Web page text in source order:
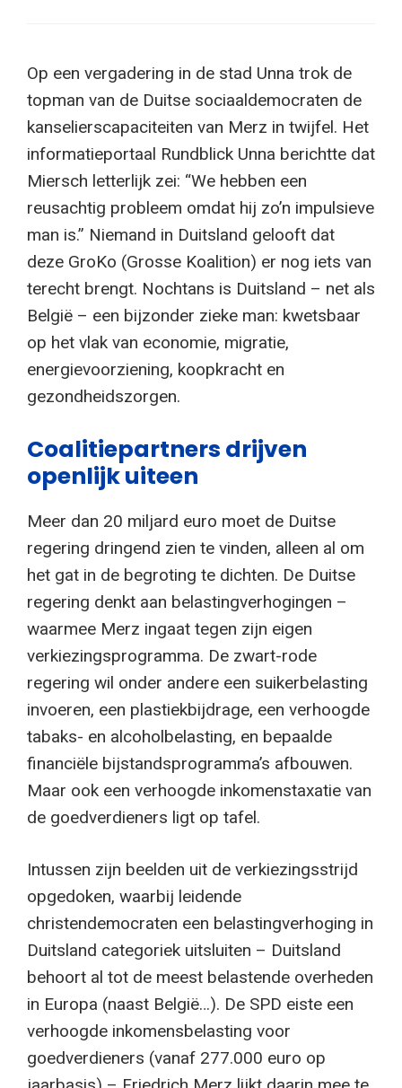
Op een vergadering in de stad Unna trok de
topman van de Duitse sociaaldemocraten de
kanselierscapaciteiten van Merz in twijfel. Het
informatieportaal Rundblick Unna berichtte dat
Miersch letterlijk zei: “We hebben een
reusachtig probleem omdat hij zo’n impulsieve
man is.” Niemand in Duitsland gelooft dat
deze GroKo (Grosse Koalition) er nog iets van
terecht brengt. Nochtans is Duitsland – net als
België – een bijzonder zieke man: kwetsbaar
op het vlak van economie, migratie,
energievoorziening, koopkracht en
gezondheidszorgen.
Coalitiepartners drijven
openlijk uiteen
Meer dan 20 miljard euro moet de Duitse
regering dringend zien te vinden, alleen al om
het gat in de begroting te dichten. De Duitse
regering denkt aan belastingverhogingen –
waarmee Merz ingaat tegen zijn eigen
verkiezingsprogramma. De zwart-rode
regering wil onder andere een suikerbelasting
invoeren, een plastiekbijdrage, een verhoogde
tabaks- en alcoholbelasting, en bepaalde
financiële bijstandsprogramma’s afbouwen.
Maar ook een verhoogde inkomenstaxatie van
de goedverdieners ligt op tafel.
Intussen zijn beelden uit de verkiezingsstrijd
opgedoken, waarbij leidende
christendemocraten een belastingverhoging in
Duitsland categoriek uitsluiten – Duitsland
behoort al tot de meest belastende overheden
in Europa (naast België…). De SPD eiste een
verhoogde inkomensbelasting voor
goedverdieners (vanaf 277.000 euro op